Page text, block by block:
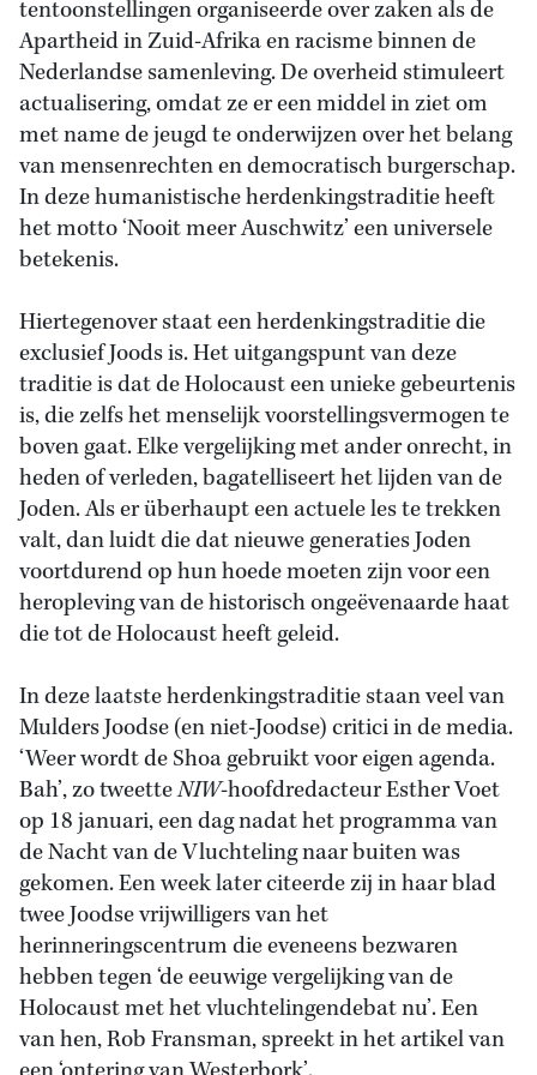
tentoonstellingen organiseerde over zaken als de
Apartheid in Zuid-Afrika en racisme binnen de
Nederlandse samenleving. De overheid stimuleert
actualisering, omdat ze er een middel in ziet om
met name de jeugd te onderwijzen over het belang
van mensenrechten en democratisch burgerschap.
In deze humanistische herdenkingstraditie heeft
het motto ‘Nooit meer Auschwitz’ een universele
betekenis.
Hiertegenover staat een herdenkingstraditie die
exclusief Joods is. Het uitgangspunt van deze
traditie is dat de Holocaust een unieke gebeurtenis
is, die zelfs het menselijk voorstellingsvermogen te
boven gaat. Elke vergelijking met ander onrecht, in
heden of verleden, bagatelliseert het lijden van de
Joden. Als er überhaupt een actuele les te trekken
valt, dan luidt die dat nieuwe generaties Joden
voortdurend op hun hoede moeten zijn voor een
heropleving van de historisch ongeëvenaarde haat
die tot de Holocaust heeft geleid.
In deze laatste herdenkingstraditie staan veel van
Mulders Joodse (en niet-Joodse) critici in de media.
‘Weer wordt de Shoa gebruikt voor eigen agenda.
Bah’, zo tweetteNIW-hoofdredacteur Esther Voet
op 18 januari, een dag nadat het programma van
de Nacht van de Vluchteling naar buiten was
gekomen. Een week later citeerde zij in haar blad
twee Joodse vrijwilligers van het
herinneringscentrum die eveneens bezwaren
hebben tegen ‘de eeuwige vergelijking van de
Holocaust met het vluchtelingendebat nu’. Een
van hen, Rob Fransman, spreekt in het artikel van